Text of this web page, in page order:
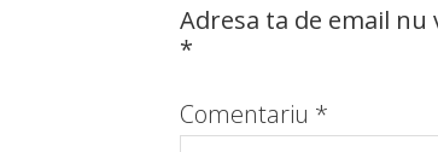
Adresa ta de email nu
*
Comentariu *